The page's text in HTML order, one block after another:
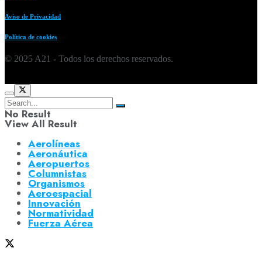
Aviso de Privacidad
Política de cookies
© 2025 A21 - Todos los derechos reservados.
No Result
View All Result
Aerolíneas
Aeronáutica
Aeropuertos
Columnistas
Organismos
Aeroespacial
Innovación
Normatividad
Fuerza Aérea